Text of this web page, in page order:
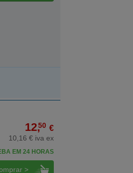
12,50 €
10,16 € iva ex
EM 24 HORAS
>